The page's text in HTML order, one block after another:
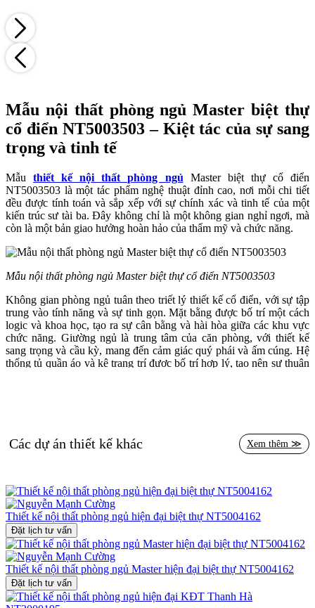
Mẫu nội thất phòng ngủ Master biệt thự
cổ điển NT5003503 – Kiệt tác của sự sang
trọng và tinh tế
Mẫuthiết kế nội thất phòng ngủ Master biệt thự cổ điển
NT5003503 là một tác phẩm nghệ thuật đỉnh cao, nơi mỗi chi tiết
đều được tính toán và sắp xếp với sự chính xác và tinh tế của một
kiến trúc sư tài ba. Đây không chỉ là một không gian nghỉ ngơi, mà
còn là một bản giao hưởng hoàn hảo của thẩm mỹ và chức năng.
Mẫu nội thất phòng ngủ Master biệt thự cổ điển NT5003503
Không gian phòng ngủ tuân theo triết lý thiết kế cổ điển, với sự tập
trung vào tính năng và sự tinh gọn. Mặt bằng được bố trí một cách
logic và khoa học, tạo ra sự cân bằng và hài hòa giữa các khu vực
chức năng. Giường ngủ là trung tâm của căn phòng, với thiết kế
sang trọng và cầu kỳ, mang đến cảm giác quý phái và ấm cúng. Hệ
thống tủ quần áo và kệ trang trí được bố trí hợp lý, tạo nên sự thuận
tông màu vàng nhạt của tường và trần nhà. Nội thất bọc da cao cấp
mang đến sự mềm mại và đẳng cấp. Mỗi vật liệu đều được lựa chọn
Ánh sáng nhân tạo được sử dụng khéo léo trong thiết kế nội thất
phòng ngủ này. Đèn chùm pha lê trang trí trên trần tạo nên hiệu ứng
ánh sáng lung linh và ấn tượng, làm nổi bật vẻ đẹp của các chi tiết
nội thất. Đèn bàn cổ điển bên cạnh giường ngủ cũng góp phần tạo
nên sự ấm áp và lãng mạn cho không gian. Ánh sáng như một nghệ
sĩ tài ba, vẽ nên những đường nét mềm mại và quyến rũ, biến phòng
ngủ thành một không gian nghệ thuật đích thực.
Điểm nhấn đặc biệt của phòng ngủ Master là những chi tiết trang trí
Các dự án thiết kế khác Xem thêm ≫
Thiết kế nội thất phòng ngủ hiện đại biệt thự NT5004162
Đặt lịch tư vấn
Thiết kế nội thất phòng ngủ Master hiện đại biệt thự NT5004162
Đặt lịch tư vấn